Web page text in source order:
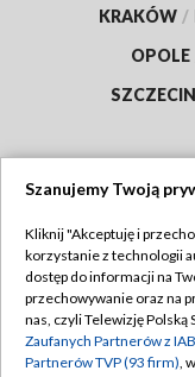
KRAKÓW /
OPOLE
SZCZECIN
Abonament TVP
Emisja w TVP
Szanujemy Twoją
Kliknij "Akceptuję i
korzystanie z technologii
dostęp do informacji na
przechowywanie oraz na
nas, czyli Telewizję Polską
Zaufanych Partnerów z
Partnerów TVP (93 firm),